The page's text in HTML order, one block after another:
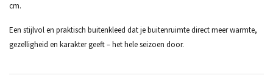
cm.
Een stijlvol en praktisch buitenkleed dat je buitenruimte direct meer warmte,
gezelligheid en karakter geeft – het hele seizoen door.